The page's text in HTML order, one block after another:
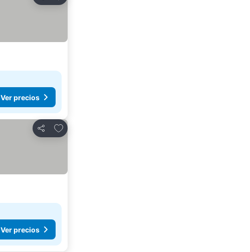
Ver precios
Compartir
Agregar a favoritos
Ver precios